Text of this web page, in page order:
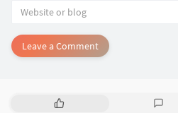
Leave a Comment
P